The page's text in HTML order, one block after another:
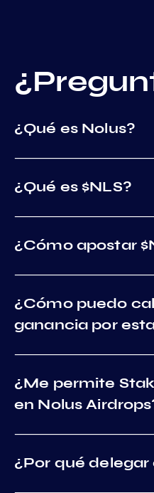
¿Qué es Nolus?
¿Qué es $NLS?
¿Cómo apostar
¿Cómo puedo
ganancia por
¿Me permite
en Nolus
¿Por qué